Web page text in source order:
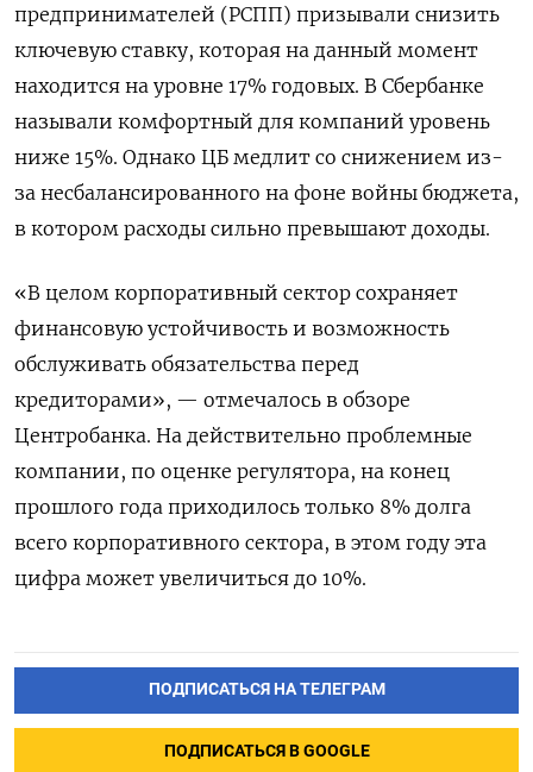
предпринимателей (РСПП) призывали снизить
ключевую ставку, которая на данный момент
находится на уровне 17% годовых. В Сбербанке
называли комфортный для компаний уровень
ниже 15%. Однако ЦБ медлит со снижением из-
за несбалансированного на фоне войны бюджета,
в котором расходы сильно превышают доходы.
«В целом корпоративный сектор сохраняет
финансовую устойчивость и возможность
обслуживать обязательства перед
кредиторами», — отмечалось в обзоре
Центробанка. На действительно проблемные
компании, по оценке регулятора, на конец
прошлого года приходилось только 8% долга
всего корпоративного сектора, в этом году эта
цифра может увеличиться до 10%.
ПОДПИСАТЬСЯ НА ТЕЛЕГРАМ
ПОДПИСАТЬСЯ В GOOGLE